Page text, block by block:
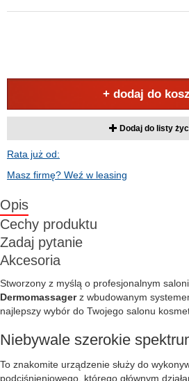
+ dodaj do
Dodaj do listy
Rata już od:
Masz firmę? Weź w leasing
Opis
Cechy produktu
Zadaj pytanie
Akcesoria
Stworzony z myślą o profesjonalnym
Dermomassagerz wbudowanym
najlepszy wybór do Twojego salonu
Niebywale szerokie
To znakomite urządzenie służy do
podciśnieniowego, którego głównym